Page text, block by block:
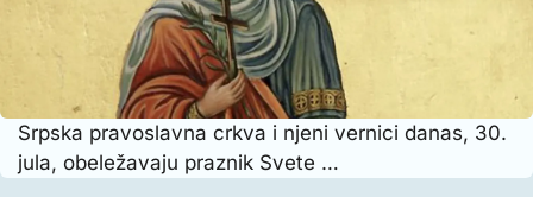
Srpska pravoslavna crkva i njeni vernici danas, 30.
jula, obeležavaju praznik Svete …